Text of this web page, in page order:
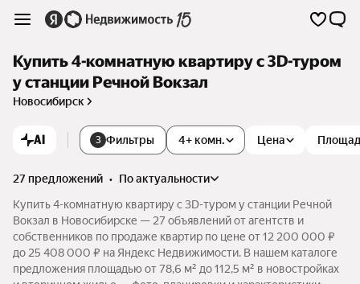
Купить 4-комнатную квартиру c 3D-туром
у станции Речной Вокзал
Новосибирск
AI 3 Фильтры 4+ комн. Цена
27 предложений •
по актуальности
Купить 4-комнатную квартиру c 3D-туром у станции Речной
Вокзал в Новосибирске — 27 объявлений от агентств и
собственников по продаже квартир по цене от 12 200 000 ₽
до 25 408 000 ₽ на Яндекс Недвижимости. В нашем каталоге
предложения площадью от 78,6 м² до 112,5 м² в новостройках